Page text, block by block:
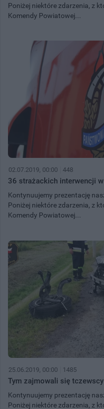
Poniżej niektóre zdarzenia, z
Komendy Powiatowej...
02.07.2019, 00:00 448
36 strażackich interwencji
Kontynuujemy prezentację
Poniżej niektóre zdarzenia, z
Komendy Powiatowej...
25.06.2019, 00:00 1485
Tym zajmowali się
Kontynuujemy prezentację
Poniżej niektóre zdarzenia, z